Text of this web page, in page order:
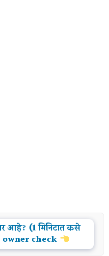
आहे? (1 मिनिटात कसे
owner check